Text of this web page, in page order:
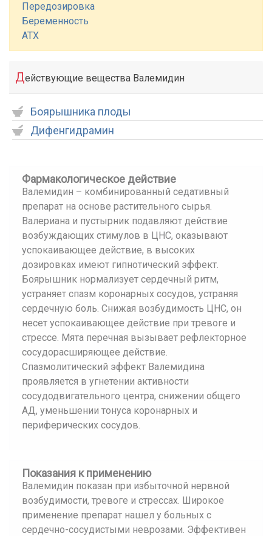
Передозировка
Беременность
АТХ
Действующие вещества Валемидин
Боярышника плоды
Дифенгидрамин
Фармакологическое действие
Валемидин – комбинированный седативный
препарат на основе растительного сырья.
Валериана и пустырник подавляют действие
возбуждающих стимулов в ЦНС, оказывают
успокаивающее действие, в высоких
дозировках имеют гипнотический эффект.
Боярышник нормализует сердечный ритм,
устраняет спазм коронарных сосудов, устраняя
сердечную боль. Снижая возбудимость ЦНС, он
несет успокаивающее действие при тревоге и
стрессе. Мята перечная вызывает рефлекторное
сосудорасширяющее действие.
Спазмолитический эффект Валемидина
проявляется в угнетении активности
сосудодвигательного центра, снижении общего
АД, уменьшении тонуса коронарных и
периферических сосудов.
Показания к применению
Валемидин показан при избыточной нервной
возбудимости, тревоге и стрессах. Широкое
применение препарат нашел у больных с
сердечно-сосудистыми неврозами. Эффективен